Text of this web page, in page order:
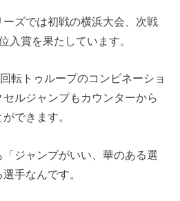
ズでは初戦の横浜大会、次戦
入賞を果たしています。
転トゥループのコンビネーショ
ルジャンプもカウンターから
できます。
ジャンプがいい、華のある選
手なんです。